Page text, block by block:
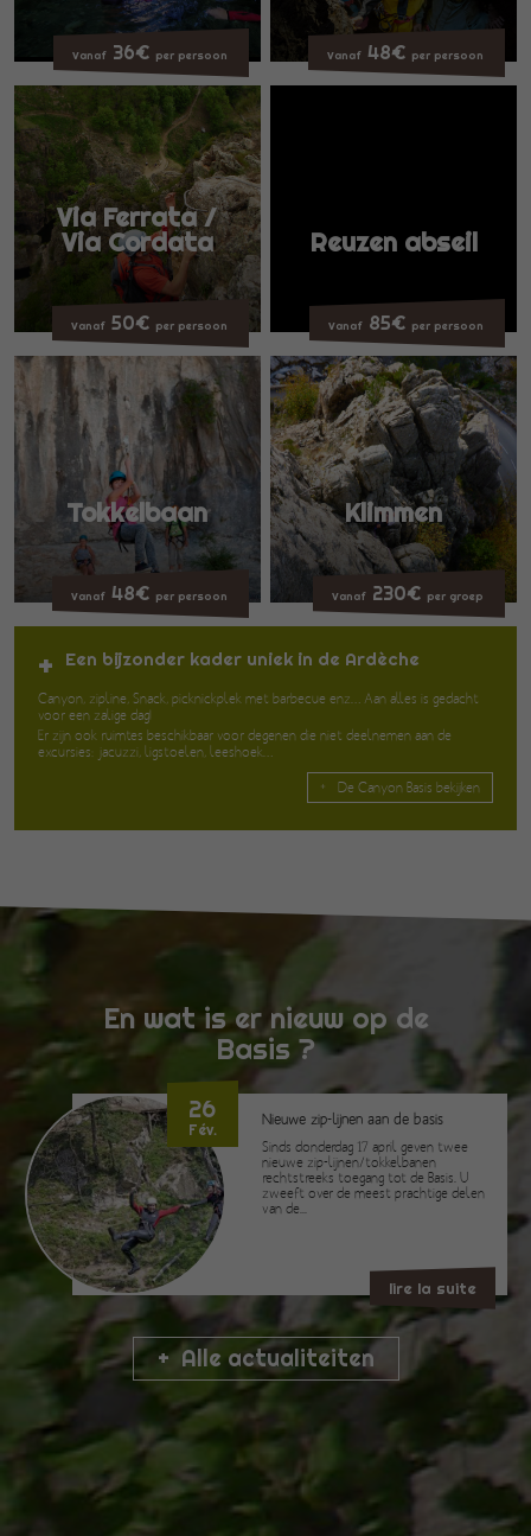
Vanaf 36€ per persoon Vanaf 48€ per persoon
Via Ferrata /
Via Cordata
Vanaf 50€ per persoon
Reuzen abseil
Vanaf 85€ per persoon
Tokkelbaan
Vanaf 48€ per persoon
Klimmen
Vanaf 230€ per groep
Een bijzonder kader uniek in de Ardèche
Canyon, zipline, Snack, picknickplek met barbecue enz… Aan alles is gedacht
voor een zalige dag!
Er zijn ook ruimtes beschikbaar voor degenen die niet deelnemen aan de
excursies: jacuzzi, ligstoelen, leeshoek…
De Canyon Basis bekijken
En wat is er nieuw op de
Basis ?
26
Fév.
Nieuwe zip-lijnen aan de basis
Sinds donderdag 17 april geven twee
nieuwe zip-lijnen/tokkelbanen
rechtstreeks toegang tot de Basis. U
zweeft over de meest prachtige delen
van de...
lire la suite
Alle actualiteiten